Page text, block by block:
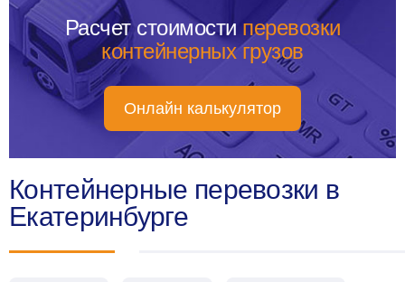
Расчет стоимости перевозки
контейнерных грузов
Онлайн калькулятор
Контейнерные перевозки в
Екатеринбурге